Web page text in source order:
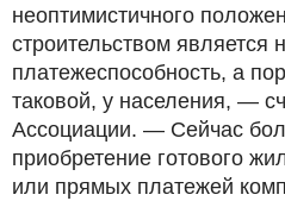
неоптимистичного
строительством является
платежеспособность, а
таковой, у населения, —
Ассоциации. — Сейчас
приобретение готового
или прямых платежей